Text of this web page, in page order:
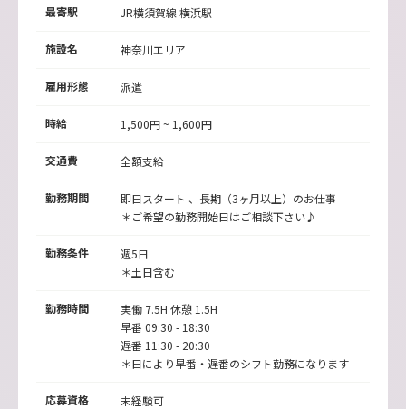
最寄駅 JR横須賀線 横浜駅
施設名 神奈川エリア
雇用形態 派遣
時給 1,500円 ~ 1,600円
交通費 全額支給
勤務期間
即日スタート 、長期（3ヶ月以上）のお仕事
＊ご希望の勤務開始日はご相談下さい♪
勤務条件
週5日
＊土日含む
勤務時間
実働 7.5H 休憩 1.5H
早番 09:30 - 18:30
遅番 11:30 - 20:30
＊日により早番・遅番のシフト勤務になります
応募資格
未経験可